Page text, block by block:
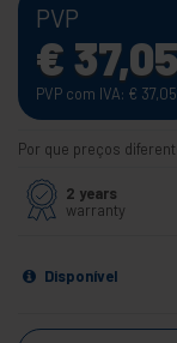
PVP
€37,05
PVP com IVA: € 37,05
Por que preços
2 years
warranty
Disponível